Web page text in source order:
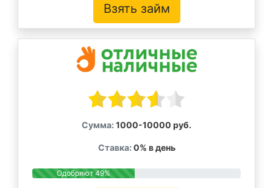
Взять займ
Сумма: 1000-10000 руб.
Ставка: 0% в день
Одобряют 49%